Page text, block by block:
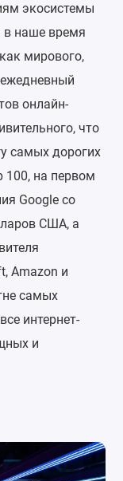
экосистемы
в наше время
мирового,
онлайн-
что
самых дорогих
100, на первом
Google со
США, а
Amazon и
самых
интернет-
и